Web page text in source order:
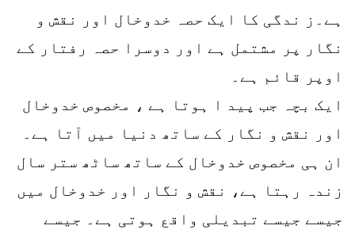
ہے۔ز ندگی کا ایک حصہ خدوخال اور نقش و
نگار پر مشتمل ہے اور دوسرا حصہ رفتار کے
اوپر قائم ہے۔
ایک بچہ جب پید ا ہوتا ہے ، مخصوص خدوخال
اور نقش و نگار کے ساتھ دنیا میں آتا ہے۔
ان ہی مخصوص خدوخال کے ساتھ ساٹھ ستر سال
زندہ رہتا ہے، نقش و نگار اور خدوخال میں
جیسے جیسے تبدیلی واقع ہوتی ہے۔ جیسے